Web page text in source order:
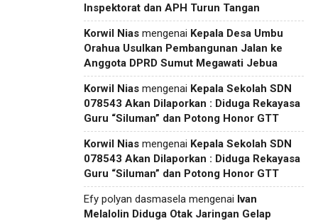
Inspektorat dan APH Turun Tangan
Korwil Nias mengenai Kepala Desa Umbu
Orahua Usulkan Pembangunan Jalan ke
Anggota DPRD Sumut Megawati Jebua
Korwil Nias mengenai Kepala Sekolah SDN
078543 Akan Dilaporkan : Diduga Rekayasa
Guru “Siluman” dan Potong Honor GTT
Korwil Nias mengenai Kepala Sekolah SDN
078543 Akan Dilaporkan : Diduga Rekayasa
Guru “Siluman” dan Potong Honor GTT
Efy polyan dasmasela mengenai Ivan
Melalolin Diduga Otak Jaringan Gelap